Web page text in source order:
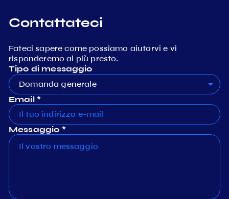
Contattateci
Fateci sapere come possiamo aiutarvi e vi
risponderemo al più presto.
Tipo di messaggio
Domanda generale
Email *
Messaggio *